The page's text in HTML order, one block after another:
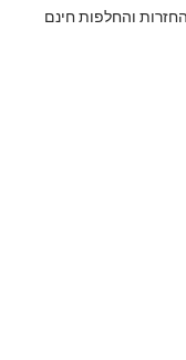
עד 3 ימי עסקים* החזרות והחלפות חינם